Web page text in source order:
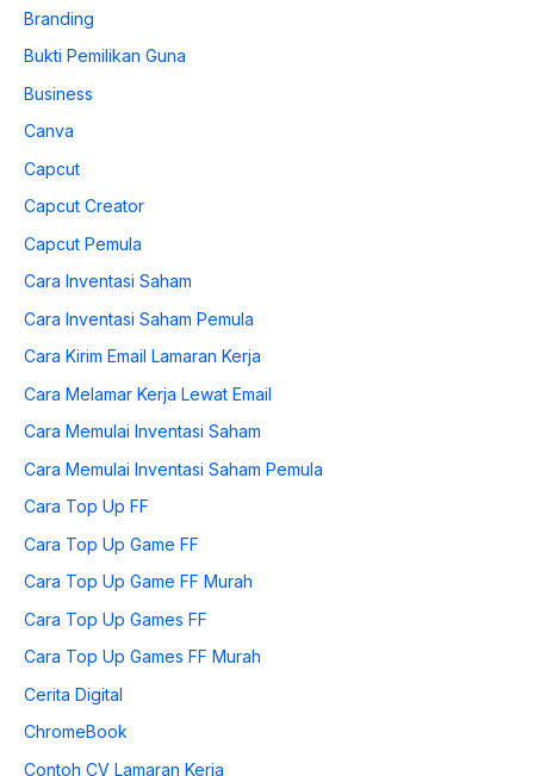
Branding
Bukti Pemilikan Guna
Business
Canva
Capcut
Capcut Creator
Capcut Pemula
Cara Inventasi Saham
Cara Inventasi Saham Pemula
Cara Kirim Email Lamaran Kerja
Cara Melamar Kerja Lewat Email
Cara Memulai Inventasi Saham
Cara Memulai Inventasi Saham Pemula
Cara Top Up FF
Cara Top Up Game FF
Cara Top Up Game FF Murah
Cara Top Up Games FF
Cara Top Up Games FF Murah
Cerita Digital
ChromeBook
Contoh CV Lamaran Kerja